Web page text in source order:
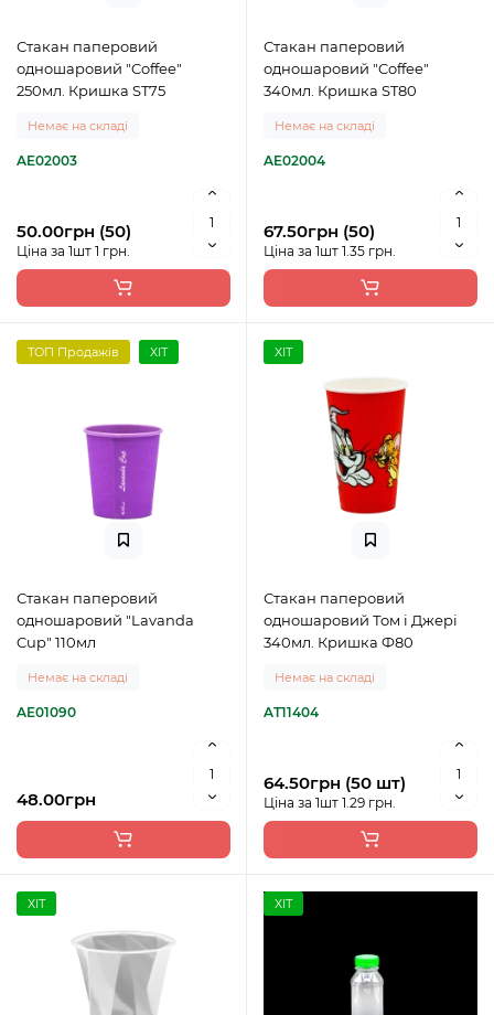
Стакан паперовий
одношаровий "Coffee"
250мл. Кришка ST75
Немає на складі
AE02003
50.00грн (50)
Ціна за 1шт 1 грн.
Стакан паперовий
одношаровий "Coffee"
340мл. Кришка ST80
Немає на складі
AE02004
67.50грн (50)
Ціна за 1шт 1.35 грн.
ТОП Продажів ХІТ
Стакан паперовий
одношаровий "Lavanda
Cup" 110мл
Немає на складі
AE01090
48.00грн
ХІТ
Стакан паперовий
одношаровий Том і Джері
340мл. Кришка Ф80
Немає на складі
AT11404
64.50грн (50 шт)
Ціна за 1шт 1.29 грн.
ХІТ ХІТ